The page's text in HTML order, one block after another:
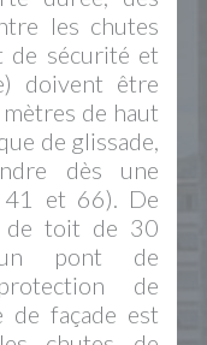
les chutes
de sécurité et
doivent être
de haut
de glissade,
dès une
41 et 66). De
de toit de 30
pont de
de
de façade est